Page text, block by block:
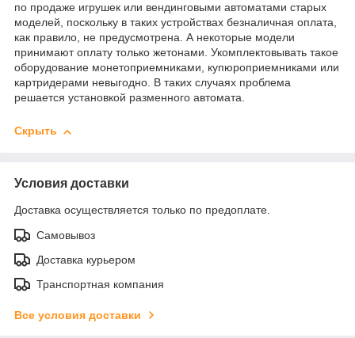
по продаже игрушек или вендинговыми автоматами старых
моделей, поскольку в таких устройствах безналичная оплата,
как правило, не предусмотрена. А некоторые модели
принимают оплату только жетонами. Укомплектовывать такое
оборудование монетоприемниками, купюроприемниками или
картридерами невыгодно. В таких случаях проблема
решается установкой разменного автомата.
Скрыть
Условия доставки
Доставка осуществляется только по предоплате.
Самовывоз
Доставка курьером
Транспортная компания
Все условия доставки